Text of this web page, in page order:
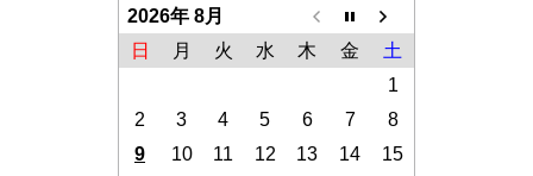
2026年 8月
日
月 火 水 木 金
土
1
2
3 4 5 6 7
8
9
10 11 12 13 14
15